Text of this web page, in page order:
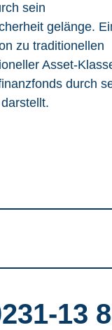
sein
gelänge.
zu traditionellen
Asset-
durch
13